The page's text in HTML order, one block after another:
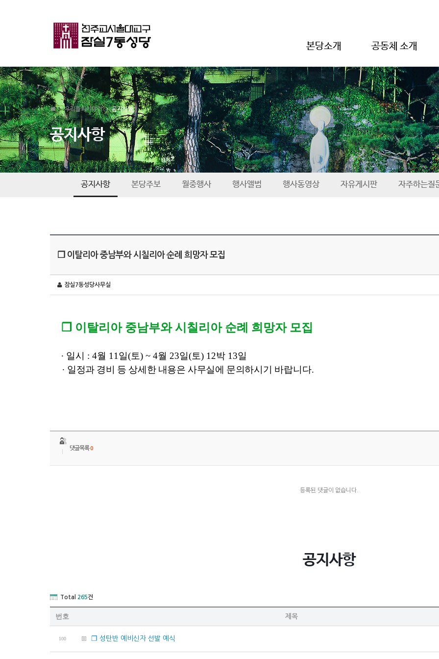
본당소개 공동체 소개
우리들의이야기 공지사항
공지사항
공지사항 본당주보 월중행사 행사앨범 행사동영상 자유게시판 자주하는질
❐ 이탈리아 중남부와 시칠리아 순례 희망자 모집
잠실7동성당사무실
❐ 이탈리아 중남부와 시칠리아 순례 희망자 모집
∙ 일시 : 4월 11 일(토) ~ 4월 23일(토) 12박 13일
∙ 일정과 경비 등 상세한 내용은 사무실에 문의하시기 바랍니다.
댓글목록0
등록된 댓글이 없습니다.
공지사항
Total 265건
번호 제목
100 ❐ 성탄반 예비신자 선발 예식